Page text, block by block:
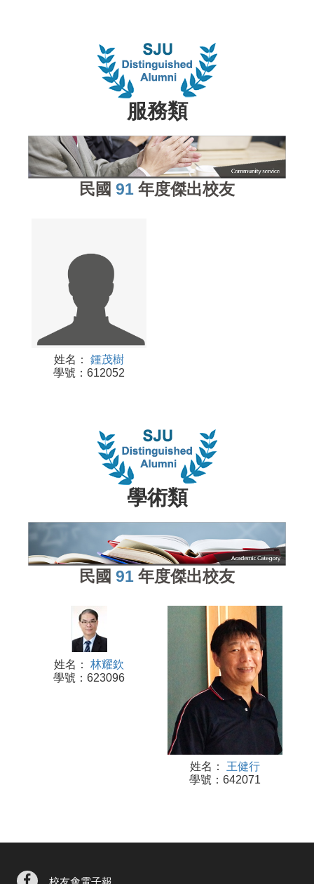
服務類
民國 91 年度傑出校友
姓名：
鍾茂樹
學號：612052
學術類
民國 91 年度傑出校友
姓名：
林耀欽
學號：623096
姓名：
王健行
學號：642071